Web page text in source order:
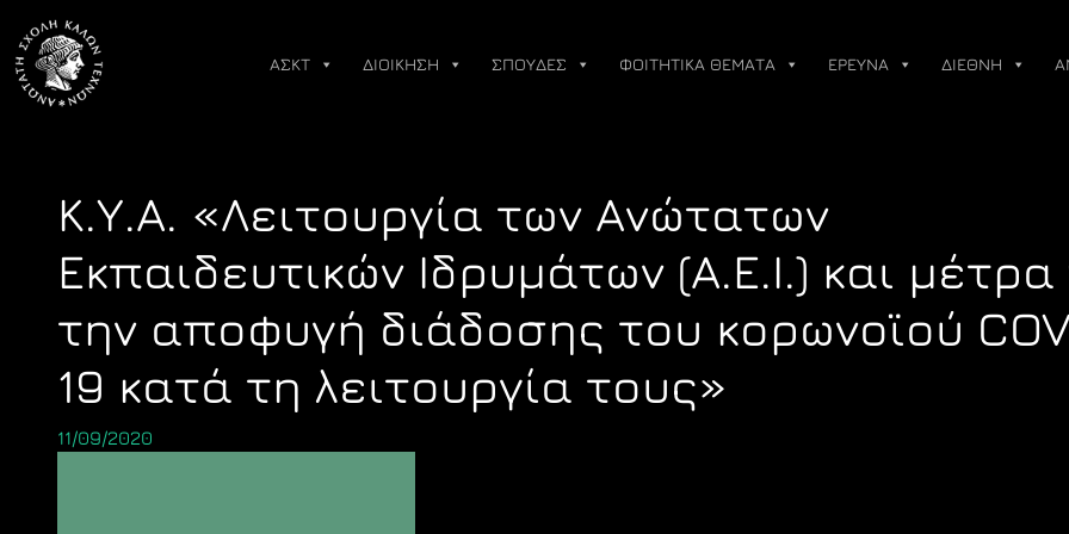
content
ΑΣΚΤ ΔΙΟΙΚΗΣΗ ΣΠΟΥΔΕΣ ΦΟΙΤΗΤΙΚΑ ΘΕΜΑΤΑ ΕΡΕΥΝΑ ΔΙΕΘΝΗ
Κ.Υ.Α. «Λειτουργία των Ανώτατων
Εκπαιδευτικών Ιδρυμάτων (Α.Ε.Ι.) και μέτρα
την αποφυγή διάδοσης του κορωνοϊού
19 κατά τη λειτουργία τους»
11/09/2020